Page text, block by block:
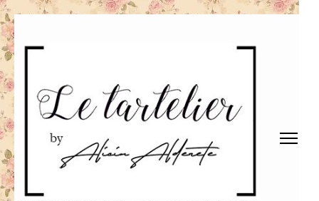
Saltar
al
(presiona
la
tecla